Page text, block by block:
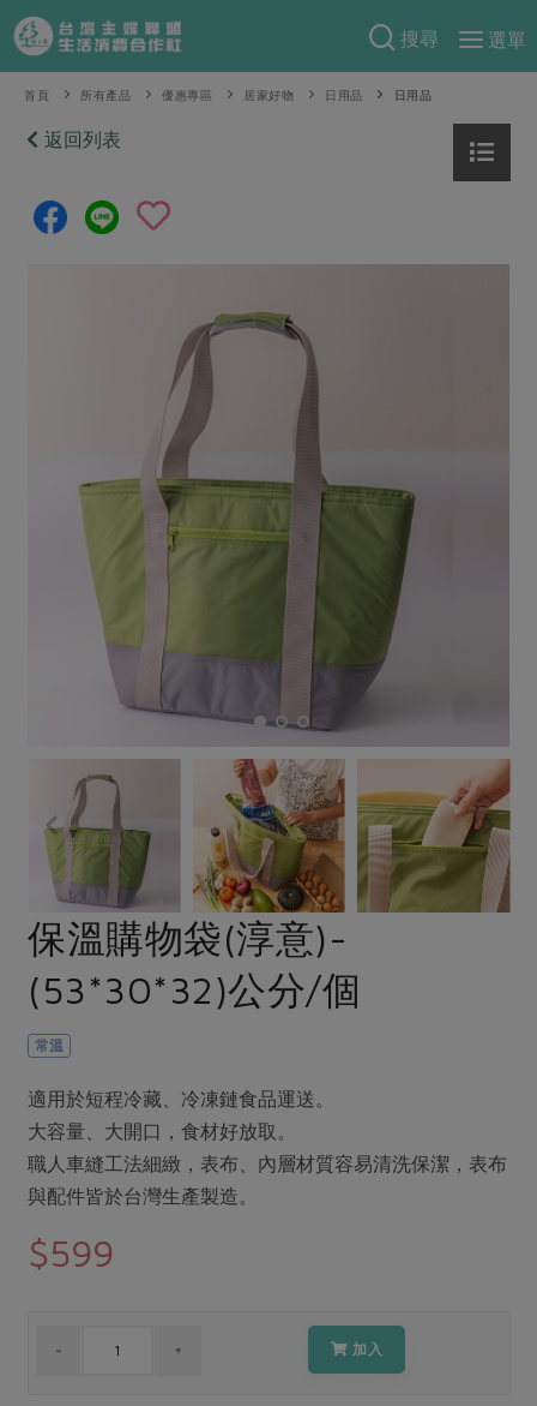
搜尋
選單
產品分類
當季蔬果
芽苗類
乳製品
肉品・水產
畜產肉類 水產
水畜加工品
調理食材・點心
調味醬料/南北貨
沖泡飲品
保健食品
居家好物
美妝保養 個人清潔
家庭清潔 織品
日用品 圖書禮品
防災用品
最新產品
優惠專區
食譜料理
食材
料理方式
烘焙．點心
涼拌沙拉
飲品
主題食譜
異國料理
養身食補
節慶大餐
高麗菜海鮮煎餅
特別企畫
防災用品預購圓滿結束
2026年端午節預購圓滿結束
當季產品
合作25-經典快閃最後一週
合作25-精選產品第四彈
合作25-精選產品第三彈
更多當季產品
議題活動
主婦聯盟X樂齡網特約優惠案
30%rPET紅烏龍茶
2024農業發展計畫年度報告
更多議題活動
把最好的台灣味帶回家！
一籃菜真心話
合作聯合國
生活提案
樂齡生活 親子食育
廚房瑜伽
關注議題
惜食
能源議題
減添加物 減塑減廢
公益金 食農教育
更多議題
生活者e週報
綠主張月刊
典藏閱覽室
合作社組織
員工與求才
產品檢驗
社員權益
合作社法規
社務專區
選舉專區
最新消息
下載專區
地區活動
社務會議
首頁 所有產品 優惠專區 居家好物 日用品 日用品
返回列表
保溫購物袋(淳意)-
(53*30*32)公分/個
常溫
適用於短程冷藏、冷凍鏈食品運送。
大容量、大開口，食材好放取。
職人車縫工法細緻，表布、內層材質容易清洗保潔，表布
與配件皆於台灣生產製造。
$599
加入